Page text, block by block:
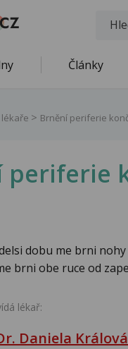
Články
Brnění periferie
periferie
dobu me brni
brni obe ruce od
lékař:
Daniela Králová